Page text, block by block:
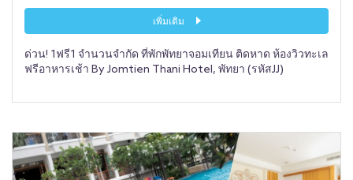
เพิ่มเติม
ด่วน! 1ฟรี1 จำนวนจำกัด ที่พักพัทยาจอมเทียน ติดหาด ห้องวิวทะเล
ฟรีอาหารเช้า By Jomtien Thani Hotel, พัทยา (รหัสJJ)